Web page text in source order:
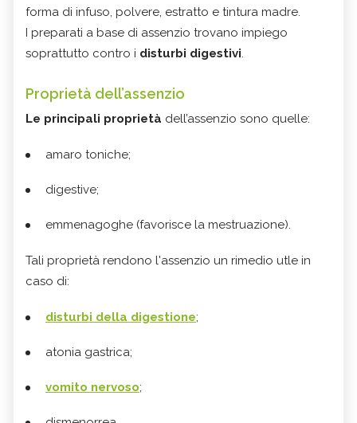
forma di infuso, polvere, estratto e tintura madre.
I preparati a base di assenzio trovano impiego
soprattutto contro i disturbi digestivi.
Proprietà dell’assenzio
Le principali proprietà dell’assenzio sono quelle:
amaro toniche;
digestive;
emmenagoghe (favorisce la mestruazione).
Tali proprietà rendono l'assenzio un rimedio utle in
caso di:
disturbi della digestione;
atonia gastrica;
vomito nervoso;